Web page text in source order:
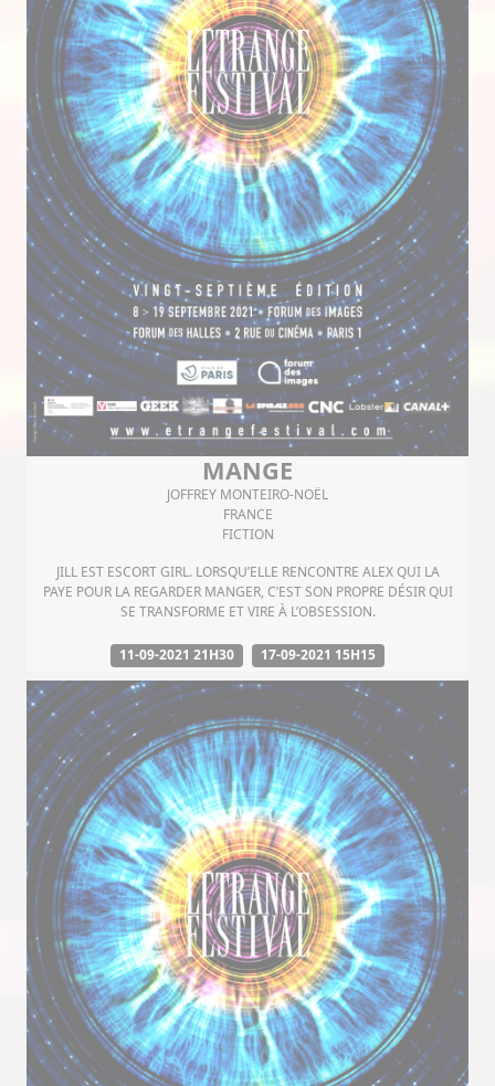
MANGE
JOFFREY MONTEIRO-NOËL
FRANCE
FICTION
JILL EST ESCORT GIRL. LORSQU’ELLE RENCONTRE ALEX QUI LA
PAYE POUR LA REGARDER MANGER, C’EST SON PROPRE DÉSIR QUI
SE TRANSFORME ET VIRE À L’OBSESSION.
11-09-2021 21H30 17-09-2021 15H15